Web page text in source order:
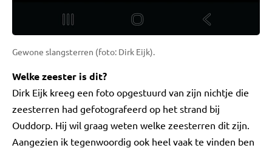
Gewone slangsterren (foto: Dirk Eijk).
Welke zeester is dit?
Dirk Eijk kreeg een foto opgestuurd van zijn nichtje die
zeesterren had gefotografeerd op het strand bij
Ouddorp. Hij wil graag weten welke zeesterren dit zijn.
Aangezien ik tegenwoordig ook heel vaak te vinden ben